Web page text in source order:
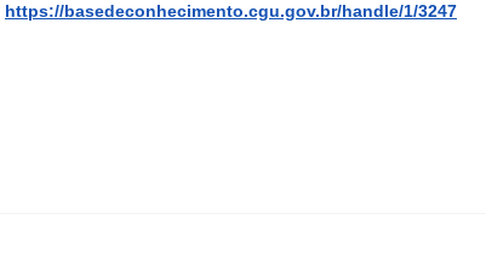
https://basedeconhecimento.cgu.gov.br/handle/1/3247